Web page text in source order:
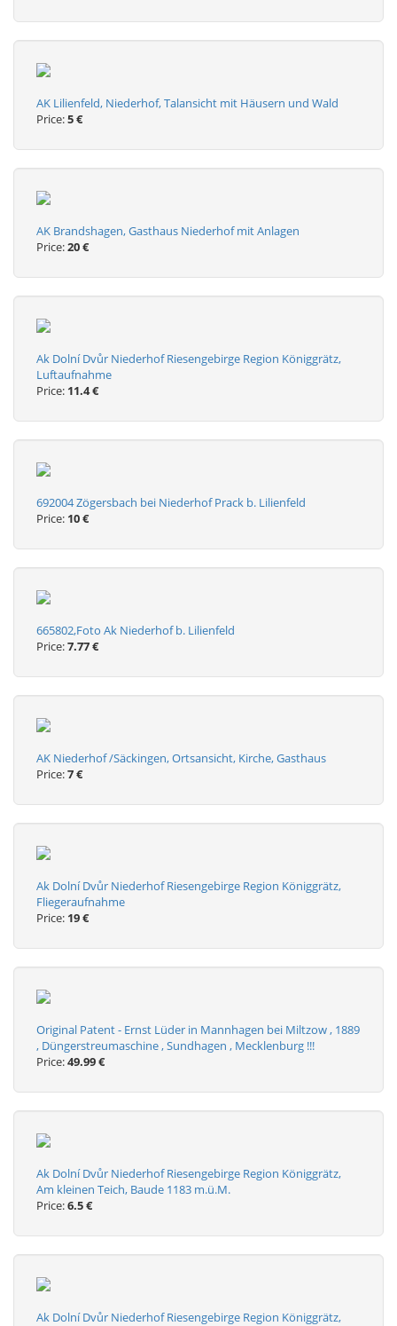
AK Lilienfeld, Niederhof, Talansicht mit Häusern und Wald
Price:5 €
AK Brandshagen, Gasthaus Niederhof mit Anlagen
Price:20 €
Ak Dolní Dvůr Niederhof Riesengebirge Region Königgrätz,
Luftaufnahme
Price: 11.4 €
692004 Zögersbach bei Niederhof Prack b. Lilienfeld
Price: 10 €
665802,Foto Ak Niederhof b. Lilienfeld
Price:7.77 €
AK Niederhof /Säckingen, Ortsansicht, Kirche, Gasthaus
Price:7 €
Ak Dolní Dvůr Niederhof Riesengebirge Region Königgrätz,
Fliegeraufnahme
Price: 19 €
Original Patent - Ernst Lüder in Mannhagen bei Miltzow , 1889
, Düngerstreumaschine , Sundhagen , Mecklenburg !!!
Price:49.99 €
Ak Dolní Dvůr Niederhof Riesengebirge Region Königgrätz,
Am kleinen Teich, Baude 1183 m.ü.M.
Price:6.5 €
Ak Dolní Dvůr Niederhof Riesengebirge Region Königgrätz,